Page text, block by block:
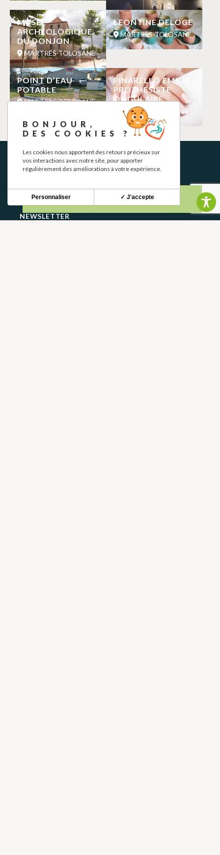
MUSEE
ARCHEOLOGIQUE
DU DONJON
MARTRES-TOLOSANE
LEONTINE DELOGE
MARTRES-TOLOSANE
POINT D’EAU
POTABLE
MARTRES-TOLOSANE
PINARELLO EMILIE
PROTHESISTE
ONGULAIRE
MARTRES-TOLOSANE
NEWSLETTER
BONJOUR,
DES COOKIES ?
Les cookies nous apportent des retours précieux sur
vos interactions avec notre site, pour apporter
régulièrement des améliorations à votre expérience.
✓ J'accepte
Personnaliser